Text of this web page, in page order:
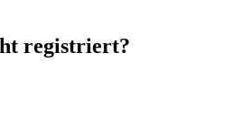
registriert?